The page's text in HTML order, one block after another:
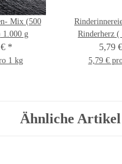
Mix (500
1.000 g
*
1 kg
Rinderherz (
5,79 €
5,79 €
Ähnliche Artikel